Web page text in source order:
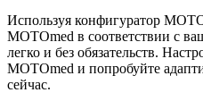
Используя конфигуратор
MOTOmed в соответствии с
легко и без обязательств.
MOTOmed и попробуйте
сейчас.